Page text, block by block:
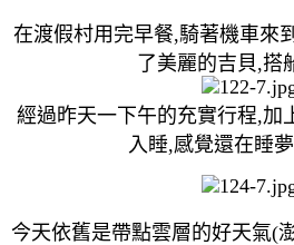
在渡假村用完早餐,騎著機車來
了美麗的吉貝,搭
經過昨天一下午的充實行程,加
入睡,感覺還在睡
今天依舊是帶點雲層的好天氣(